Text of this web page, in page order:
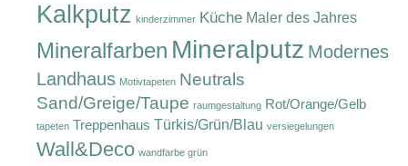
Kalkputz kinderzimmer Küche Maler des Jahres
Mineralfarben Mineralputz Modernes
Landhaus Motivtapeten Neutrals
Sand/Greige/Taupe raumgestaltung Rot/Orange/Gelb
tapeten Treppenhaus Türkis/Grün/Blau versiegelungen
Wall&Deco wandfarbe grün